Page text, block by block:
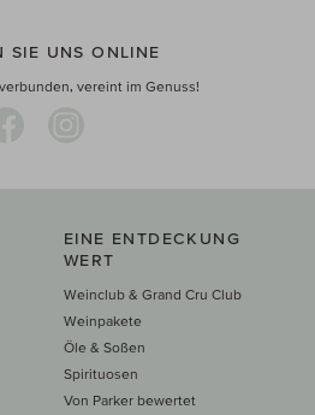
SIE UNS ONLINE
vereint im Genuss!
EINE ENTDECKUNG
WERT
Weinclub & Grand Cru Club
Weinpakete
Öle & Soßen
Spirituosen
Von Parker bewertet